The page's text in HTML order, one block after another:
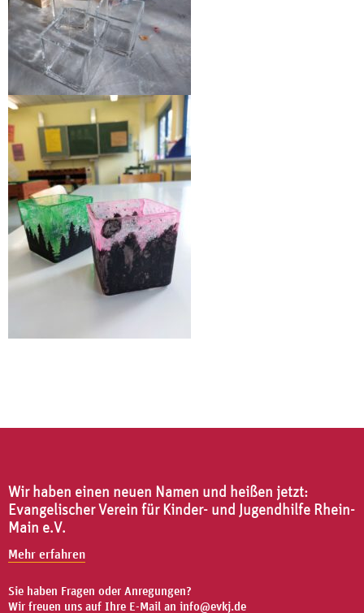
Wir haben einen neuen Namen und heißen jetzt:
Evangelischer Verein für Kinder- und Jugendhilfe Rhein-
Main e.V.
Mehr erfahren
Sie haben Fragen oder Anregungen?
Wir freuen uns auf Ihre E-Mail an info@evkj.de